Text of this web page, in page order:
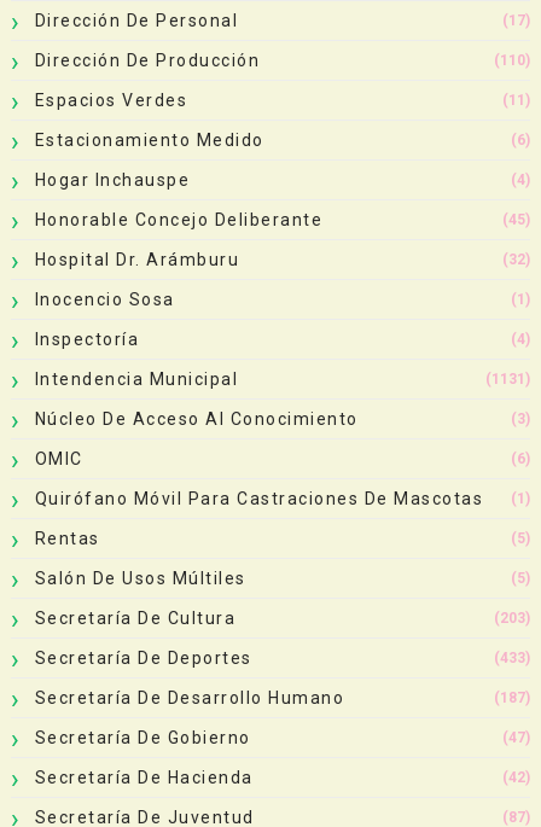
Dirección De Personal (17)
Dirección De Producción (110)
Espacios Verdes (11)
Estacionamiento Medido (6)
Hogar Inchauspe (4)
Honorable Concejo Deliberante (45)
Hospital Dr. Arámburu (32)
Inocencio Sosa (1)
Inspectoría (4)
Intendencia Municipal (1131)
Núcleo De Acceso Al Conocimiento (3)
OMIC (6)
Quirófano Móvil Para Castraciones De Mascotas (1)
Rentas (5)
Salón De Usos Múltiles (5)
Secretaría De Cultura (203)
Secretaría De Deportes (433)
Secretaría De Desarrollo Humano (187)
Secretaría De Gobierno (47)
Secretaría De Hacienda (42)
Secretaría De Juventud (87)